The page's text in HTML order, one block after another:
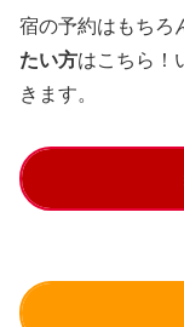
宿の予約はもちろ
たい方はこちら！
きます。